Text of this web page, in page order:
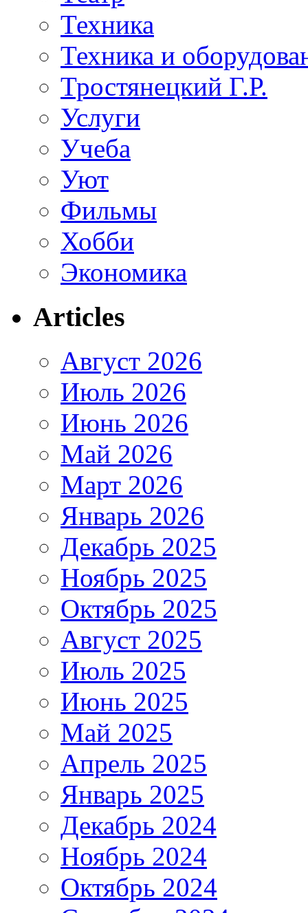
Техника
Техника и
Тростянецкий Г.Р.
Услуги
Учеба
Уют
Фильмы
Хобби
Экономика
Articles
Август 2026
Июль 2026
Июнь 2026
Май 2026
Март 2026
Январь 2026
Декабрь 2025
Ноябрь 2025
Октябрь 2025
Август 2025
Июль 2025
Июнь 2025
Май 2025
Апрель 2025
Январь 2025
Декабрь 2024
Ноябрь 2024
Октябрь 2024